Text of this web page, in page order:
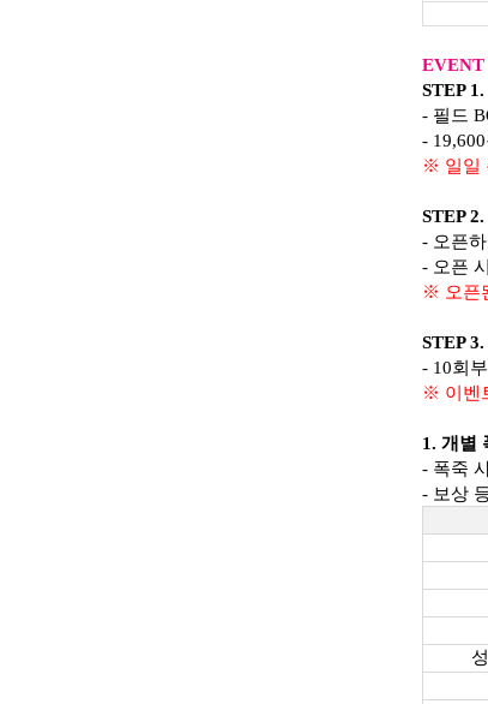
EVENT
STEP
- 필드
-
※ 일일
STEP
- 오픈
- 오픈
※ 오픈
STEP
- 10회
※ 이벤
1. 개별
- 폭죽
- 보상